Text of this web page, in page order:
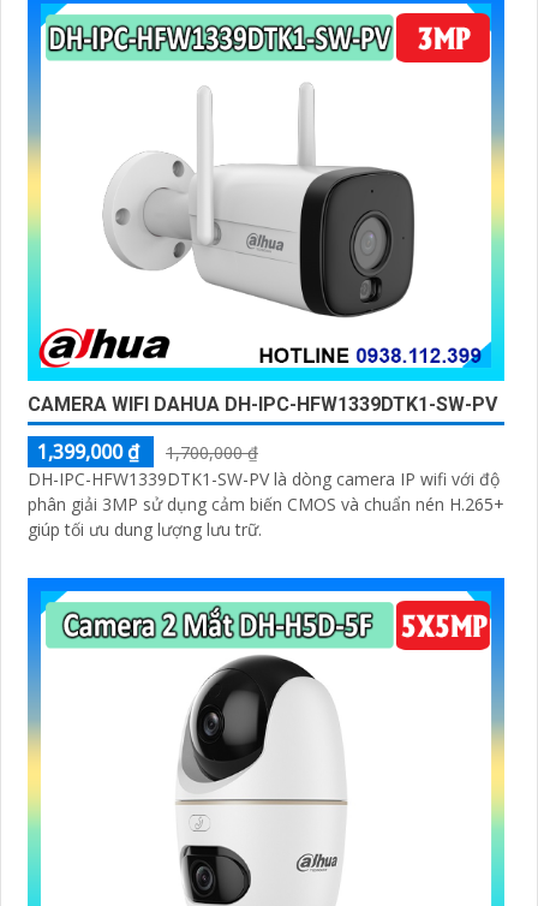
CAMERA WIFI DAHUA DH-IPC-HFW1339DTK1-SW-PV
1,399,000 ₫
1,700,000 ₫
DH-IPC-HFW1339DTK1-SW-PV là dòng camera IP wifi với độ
phân giải 3MP sử dụng cảm biến CMOS và chuẩn nén H.265+
giúp tối ưu dung lượng lưu trữ.